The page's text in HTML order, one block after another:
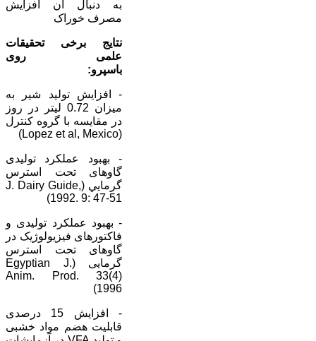
به دنبال آن افزايش
مصرف خوراک
نتايج برخی تحقيقات
علمی روی
- افزايش توليد شير به
ميزان 0.72 ليتر در روز
در مقايسه با گروه کنترل
(Lopez et al, Mexico)
- بهبود عملکرد توليدی
گاوهای تحت استرس
گرمايي (J. Dairy Guide,
1992. 9: 47-51)
- بهبود عملکرد توليدی و
فاکتورهای فيزيولوژيک در
گاوهای تحت استرس
گرمايی (Egyptian J.
Anim. Prod. 33(4)
1996)
- افزايش 15 درصدی
قابليت هضم مواد خشبی